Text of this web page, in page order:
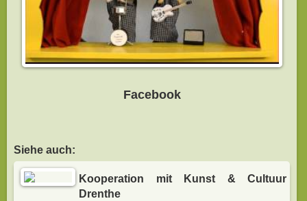
Facebook
Siehe auch:
Kooperation mit Kunst & Cultuur
Drenthe